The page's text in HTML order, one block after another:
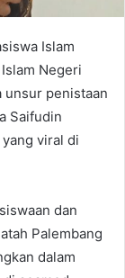
Islam
Negeri
unsur penistaan
Saifudin
viral di
dan
Palembang
dalam